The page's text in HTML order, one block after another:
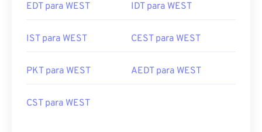
EDT para WEST IDT para WEST
IST para WEST CEST para WEST
PKT para WEST AEDT para WEST
CST para WEST